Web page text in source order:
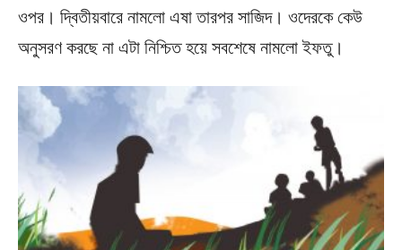
ওপর। দ্বিতীয়বারে নামলো এষা তারপর সাজিদ। ওদেরকে কেউ
অনুসরণ করছে না এটা নিশ্চিত হয়ে সবশেষে নামলো ইফতু।